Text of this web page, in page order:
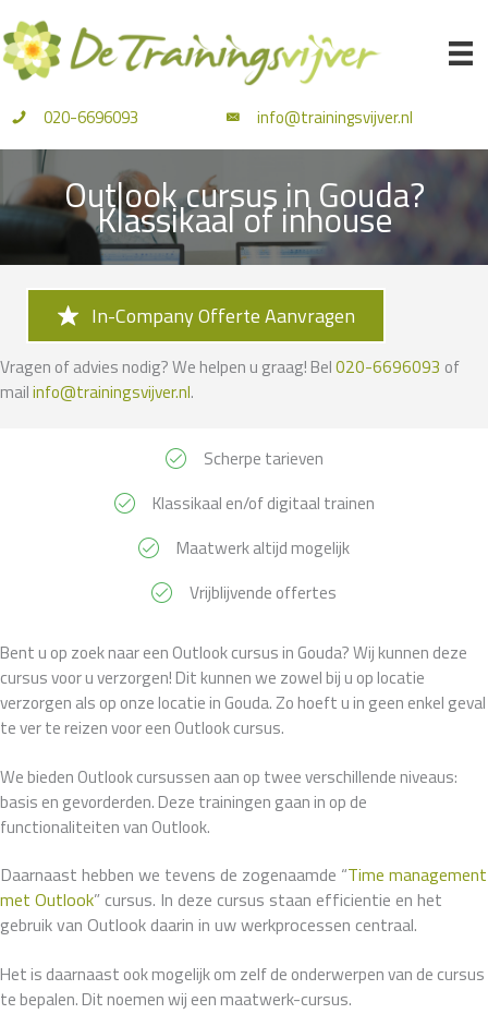
naar
de
inhoud
020-6696093 info@trainingsvijver.nl
Outlook cursus in Gouda?
Klassikaal of inhouse
In-Company Offerte Aanvragen
Vragen of advies nodig? We helpen u graag! Bel020-6696093 of
mailinfo@trainingsvijver.nl.
Scherpe tarieven
Klassikaal en/of digitaal trainen
Maatwerk altijd mogelijk
Vrijblijvende offertes
Bent u op zoek naar een Outlook cursus in Gouda? Wij kunnen deze
cursus voor u verzorgen! Dit kunnen we zowel bij u op locatie
verzorgen als op onze locatie in Gouda. Zo hoeft u in geen enkel geval
te ver te reizen voor een Outlook cursus.
We bieden Outlook cursussen aan op twee verschillende niveaus:
basis en gevorderden. Deze trainingen gaan in op de
functionaliteiten van Outlook.
Daarnaast hebben we tevens de zogenaamde “Time management
met Outlook” cursus. In deze cursus staan efficientie en het
gebruik van Outlook daarin in uw werkprocessen centraal.
Het is daarnaast ook mogelijk om zelf de onderwerpen van de cursus
te bepalen. Dit noemen wij een maatwerk-cursus.